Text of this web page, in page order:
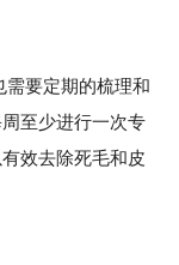
要定期的梳理和
至少进行一次专
效去除死毛和皮